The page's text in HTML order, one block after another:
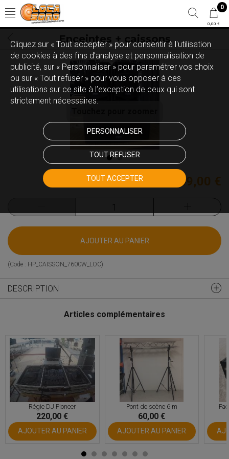
0
0,00 €
Enceintes + caissons
449,00 €
AJOUTER AU PANIER
(Code : HP_CAISSON_7600W_LOC)
DESCRIPTION
Articles complémentaires
Régie DJ Pioneer
220,00 €
AJOUTER AU PANIER
Pont de scène 6 m
60,00 €
AJOUTER AU PANIER
Cliquez sur « Tout accepter » pour consentir à l'utilisation
de cookies à des fins d’analyse et personnalisation de
publicité, sur « Personnaliser » pour paramétrer vos choix
ou sur « Tout refuser » pour vous opposer à ces
utilisations sur ce site à l’exception de ceux qui sont
strictement nécessaires.
PERSONNALISER
TOUT REFUSER
TOUT ACCEPTER